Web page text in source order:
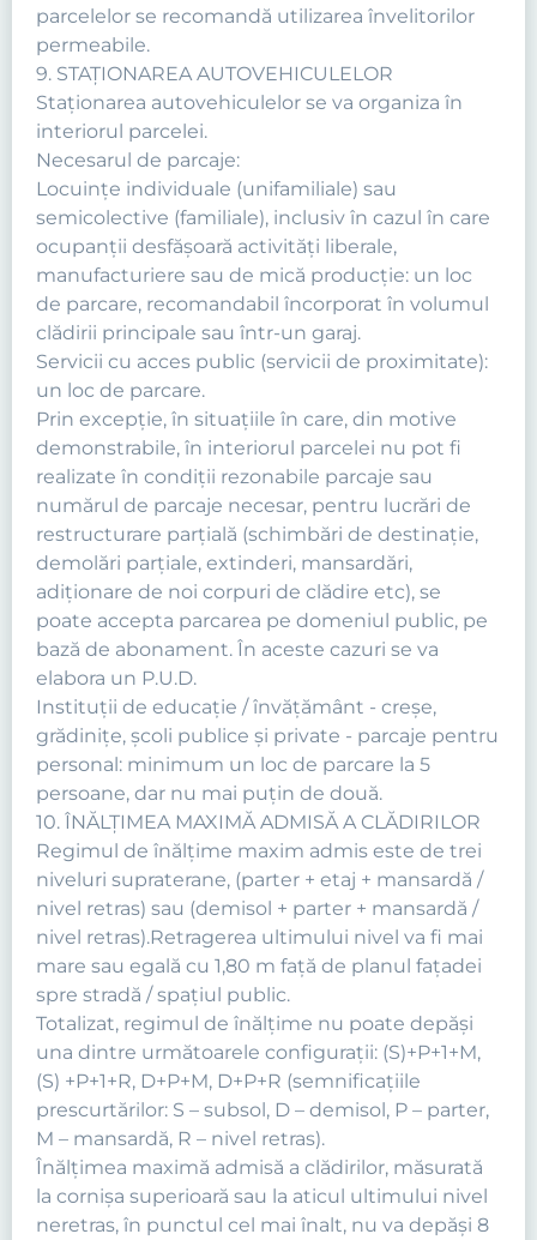
parcelelor se recomandă utilizarea învelitorilor
permeabile.
9. STAŢIONAREA AUTOVEHICULELOR
Staţionarea autovehiculelor se va organiza în
interiorul parcelei.
Necesarul de parcaje:
Locuinţe individuale (unifamiliale) sau
semicolective (familiale), inclusiv în cazul în care
ocupanţii desfăşoară activităţi liberale,
manufacturiere sau de mică producţie: un loc
de parcare, recomandabil încorporat în volumul
clădirii principale sau într-un garaj.
Servicii cu acces public (servicii de proximitate):
un loc de parcare.
Prin excepţie, în situaţiile în care, din motive
demonstrabile, în interiorul parcelei nu pot fi
realizate în condiţii rezonabile parcaje sau
numărul de parcaje necesar, pentru lucrări de
restructurare parţială (schimbări de destinaţie,
demolări parţiale, extinderi, mansardări,
adiţionare de noi corpuri de clădire etc), se
poate accepta parcarea pe domeniul public, pe
bază de abonament. În aceste cazuri se va
elabora un P.U.D.
Instituţii de educaţie / învăţământ - creşe,
grădiniţe, şcoli publice şi private - parcaje pentru
personal: minimum un loc de parcare la 5
persoane, dar nu mai puţin de două.
10. ÎNĂLŢIMEA MAXIMĂ ADMISĂ A CLĂDIRILOR
Regimul de înălţime maxim admis este de trei
niveluri supraterane, (parter + etaj + mansardă /
nivel retras) sau (demisol + parter + mansardă /
nivel retras).Retragerea ultimului nivel va fi mai
mare sau egală cu 1,80 m faţă de planul faţadei
spre stradă / spaţiul public.
Totalizat, regimul de înălţime nu poate depăşi
una dintre următoarele configuraţii: (S)+P+1+M,
(S) +P+1+R, D+P+M, D+P+R (semnificaţiile
prescurtărilor: S – subsol, D – demisol, P – parter,
M – mansardă, R – nivel retras).
Înălţimea maximă admisă a clădirilor, măsurată
la cornişa superioară sau la aticul ultimului nivel
neretras, în punctul cel mai înalt, nu va depăşi 8